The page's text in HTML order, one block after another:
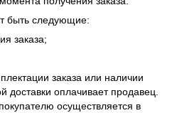
быть следующие:
заказа;
заказа или наличии
доставки оплачивает продавец.
осуществляется в